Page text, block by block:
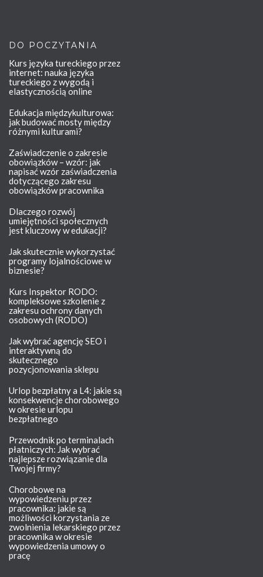
DO POCZYTANIA
Kurs języka tureckiego przez
internet: nauka języka
tureckiego z wygodą i
elastycznością online
Edukacja międzykulturowa:
jak budować mosty między
różnymi kulturami?
Zaświadczenie o zakresie
obowiązków – wzór: jak
napisać wzór zaświadczenia
dotyczącego zakresu
obowiązków pracownika
Dlaczego rozwój
umiejętności społecznych
jest kluczowy w edukacji?
Jak skutecznie wykorzystać
programy lojalnościowe w
biznesie?
Kurs Inspektor RODO:
kompleksowe szkolenie z
zakresu ochrony danych
osobowych (RODO)
Jak wybrać agencję SEO i
interaktywną do
skutecznego
pozycjonowania sklepu
Urlop bezpłatny a L4: jakie są
konsekwencje chorobowego
w okresie urlopu
bezpłatnego
Przewodnik po terminalach
płatniczych: Jak wybrać
najlepsze rozwiązanie dla
Twojej firmy?
Chorobowe na
wypowiedzeniu przez
pracownika: jakie są
możliwości korzystania ze
zwolnienia lekarskiego przez
pracownika w okresie
wypowiedzenia umowy o
pracę